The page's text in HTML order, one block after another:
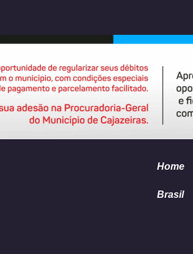
Home
Brasil